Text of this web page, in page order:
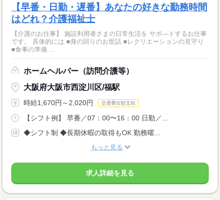
【早番・日勤・遅番】あなたの好きな勤務時間
はどれ？介護福祉士
【介護のお仕事】 施設利用者さまの日常生活を サポ―トするお仕事
です。 具体的には ■身の回りのお世話 ■レクリエーションの見守り
■食事の準備 ...
ホームヘルパー（訪問介護等）
大阪府大阪市西淀川区/福駅
時給1,670円～2,020円 交通費全額支給
【シフト例】 早番／07：00〜16：00 日勤／...
◆シフト制 ◆長期休暇の取得もOK 勤務曜...
もっと見る
求人詳細を見る